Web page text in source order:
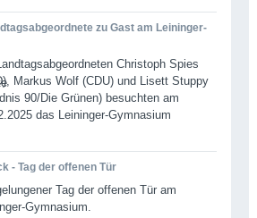
zu Gast am Leininger-
Christoph Spies
Markus Wolf (CDU) und Lisett Stuppy
90/Die Grünen) besuchten am
das Leininger-Gymnasium
- Tag der offenen Tür
Tag der offenen Tür am
Gymnasium.